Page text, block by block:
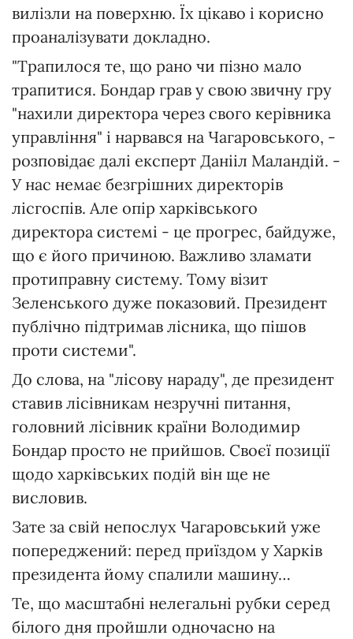
вилізли на поверхню. Їх цікаво і корисно
проаналізувати докладно.
"Трапилося те, що рано чи пізно мало
трапитися. Бондар грав у свою звичну гру
"нахили директора через свого керівника
управління" і нарвався на Чагаровського, -
розповідає далі експерт Данііл Маландій. -
У нас немає безгрішних директорів
лісгоспів. Але опір харківського
директора системі - це прогрес, байдуже,
що є його причиною. Важливо зламати
протиправну систему. Тому візит
Зеленського дуже показовий. Президент
публічно підтримав лісника, що пішов
проти системи".
До слова, на "лісову нараду", де президент
ставив лісівникам незручні питання,
головний лісівник країни Володимир
Бондар просто не прийшов. Своєї позиції
щодо харківських подій він ще не
висловив.
Зате за свій непослух Чагаровський уже
попереджений: перед приїздом у Харків
президента йому спалили машину…
Те, що масштабні нелегальні рубки серед
білого дня пройшли одночасно на